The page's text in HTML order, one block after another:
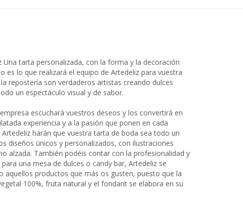
tarta personalizada, con la forma y la decoración
es lo que realizará el equipo de Artedeliz para vuestra
repostería son verdaderos artistas creando dulces
un espectáculo visual y de sabor.
escuchará vuestros deseos y los convertirá en
experiencia y a la pasión que ponen en cada
harán que vuestra tarta de boda sea todo un
diseños únicos y personalizados, con ilustraciones
alzada. También podéis contar con la profesionalidad y
una mesa de dulces o candy bar, Artedeliz se
aquellos productos que más os gusten, puesto que la
100%, fruta natural y el fondant se elabora en su